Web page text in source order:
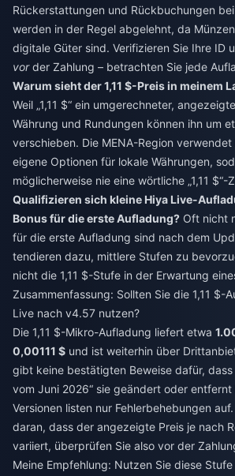
Rückerstattungen und Rückbuchungen
werden in der Regel abgelehnt, da
digitale Güter sind. Verifizieren Sie Ihre ID
vorder Zahlung – betrachten Sie jede
Warum sieht der 1,11 $-Preis in meinem
Weil „1,11 $“ ein umgerechneter,
Währung und Rundungen können ihn um
verschieben. Die MENA-Region
eigene Optionen für lokale Währungen,
möglicherweise nie eine wörtliche „1,11 $“-
Qualifizieren sich kleine Hiya Live-
Bonus für die erste Aufladung? Oft nicht
für die erste Aufladung sind nach dem
tendieren dazu, mittlere Stufen zu
nicht die 1,11 $-Stufe in der Erwartung
Zusammenfassung: Sollten Sie die 1,11 $-
Live nach v4.57 nutzen?
Die 1,11 $-Mikro-Aufladung liefert etwa
0,00111 $ und ist weiterhin über
gibt keine bestätigten Beweise dafür,
vom Juni 2026“ sie geändert oder
Versionen listen nur Fehlerbehebungen
daran, dass der angezeigte Preis je nach
variiert, überprüfen Sie also vor der
Meine Empfehlung: Nutzen Sie diese Stufe